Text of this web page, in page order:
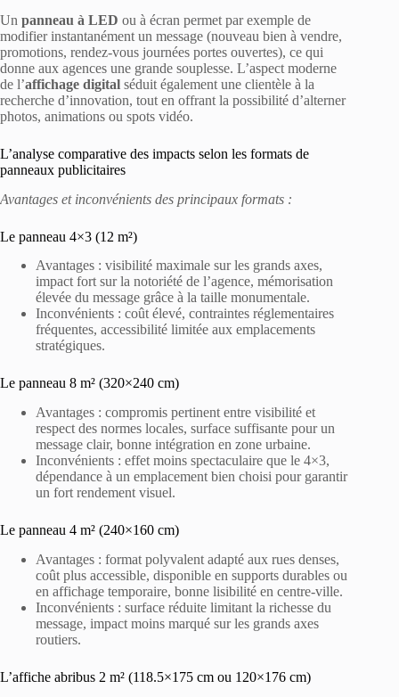
Un panneau à LED ou à écran permet par exemple de
modifier instantanément un message (nouveau bien à vendre,
promotions, rendez-vous journées portes ouvertes), ce qui
donne aux agences une grande souplesse. L’aspect moderne
de l’affichage digital séduit également une clientèle à la
recherche d’innovation, tout en offrant la possibilité d’alterner
photos, animations ou spots vidéo.
L’analyse comparative des impacts selon les formats de
panneaux publicitaires
Avantages et inconvénients des principaux formats :
Le panneau 4×3 (12 m²)
Avantages : visibilité maximale sur les grands axes,
impact fort sur la notoriété de l’agence, mémorisation
élevée du message grâce à la taille monumentale.
Inconvénients : coût élevé, contraintes réglementaires
fréquentes, accessibilité limitée aux emplacements
stratégiques.
Le panneau 8 m² (320×240 cm)
Avantages : compromis pertinent entre visibilité et
respect des normes locales, surface suffisante pour un
message clair, bonne intégration en zone urbaine.
Inconvénients : effet moins spectaculaire que le 4×3,
dépendance à un emplacement bien choisi pour garantir
un fort rendement visuel.
Le panneau 4 m² (240×160 cm)
Avantages : format polyvalent adapté aux rues denses,
coût plus accessible, disponible en supports durables ou
en affichage temporaire, bonne lisibilité en centre-ville.
Inconvénients : surface réduite limitant la richesse du
message, impact moins marqué sur les grands axes
routiers.
L’affiche abribus 2 m² (118.5×175 cm ou 120×176 cm)